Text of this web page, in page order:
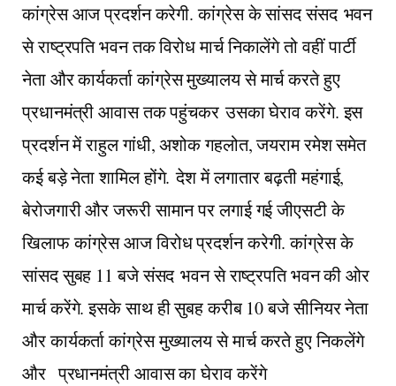
कांग्रेस आज प्रदर्शन करेगी. कांग्रेस के सांसद संसद भवन
से राष्ट्रपति भवन तक विरोध मार्च निकालेंगे तो वहीं पार्टी
नेता और कार्यकर्ता कांग्रेस मुख्यालय से मार्च करते हुए
प्रधानमंत्री आवास तक पहुंचकर उसका घेराव करेंगे. इस
प्रदर्शन में राहुल गांधी, अशोक गहलोत, जयराम रमेश समेत
कई बड़े नेता शामिल होंगे. देश में लगातार बढ़ती महंगाई,
बेरोजगारी और जरूरी सामान पर लगाई गई जीएसटी के
खिलाफ कांग्रेस आज विरोध प्रदर्शन करेगी. कांग्रेस के
सांसद सुबह 11 बजे संसद भवन से राष्ट्रपति भवन की ओर
मार्च करेंगे. इसके साथ ही सुबह करीब 10 बजे सीनियर नेता
और कार्यकर्ता कांग्रेस मुख्यालय से मार्च करते हुए निकलेंगे
और प्रधानमंत्री आवास का घेराव करेंगे